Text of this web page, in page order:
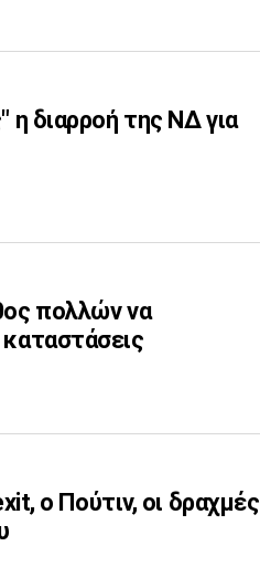
διαρροή της ΝΔ για
πολλών να
o Πούτιν, οι δραχμές